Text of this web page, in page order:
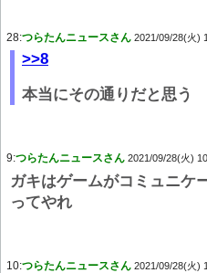
28:つらたんニュースさん 2021/09/28(火)
>>8
本当にその通りだと思う
9:つらたんニュースさん 2021/09/28(火)
ガキはゲームがコミュニケ
ってやれ
10:つらたんニュースさん 2021/09/28(火)